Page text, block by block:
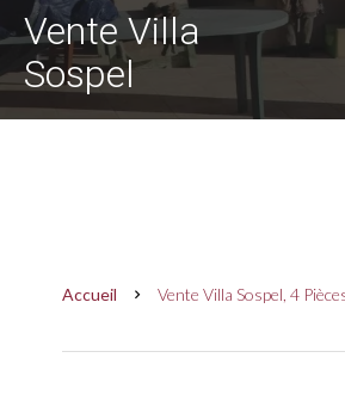
Vente Villa
Sospel
Accueil Vente Villa Sospel, 4